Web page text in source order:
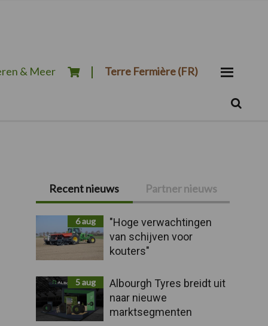
& Meer Terre Fermière (FR)
Primaire
Sidebar
Recent nieuws Partner nieuws
6 aug
"Hoge verwachtingen
van schijven voor
kouters"
5 aug
Albourgh Tyres breidt uit
naar nieuwe
marktsegmenten